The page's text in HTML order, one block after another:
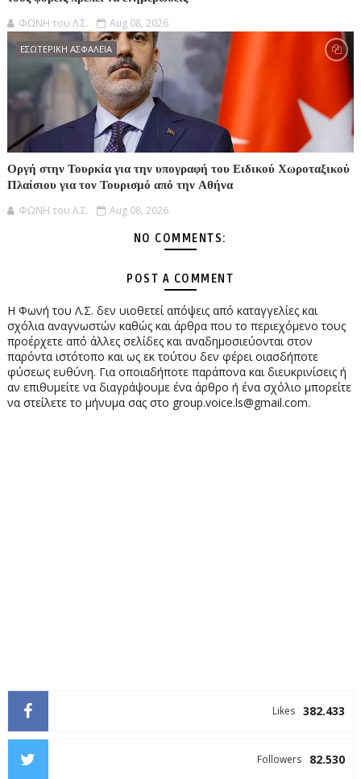
ΦΩΝΗ του Λ.Σ. Aug 08, 2026
ΕΣΩΤΕΡΙΚΗ ΑΣΦΑΛΕΙΑ
Οργή στην Τουρκία για την υπογραφή του Ειδικού Χωροταξικού
Πλαίσιου για τον Τουρισμό από την Αθήνα
ΦΩΝΗ του Λ.Σ. Aug 08, 2026
NO COMMENTS:
POST A COMMENT
Η Φωνή του Λ.Σ. δεν υιοθετεί απόψεις από καταγγελίες και
σχόλια αναγνωστών καθώς και άρθρα που το περιεχόμενο τους
προέρχετε από άλλες σελίδες και αναδημοσιεύονται στον
παρόντα ιστότοπο και ως εκ τούτου δεν φέρει οιασδήποτε
φύσεως ευθύνη. Για οποιαδήποτε παράπονα και διευκρινίσεις ή
αν επιθυμείτε να διαγράψουμε ένα άρθρο ή ένα σχόλιο μπορείτε
να στείλετε το μήνυμα σας στο group.voice.ls@gmail.com.
382.433
Likes
82.530
Followers